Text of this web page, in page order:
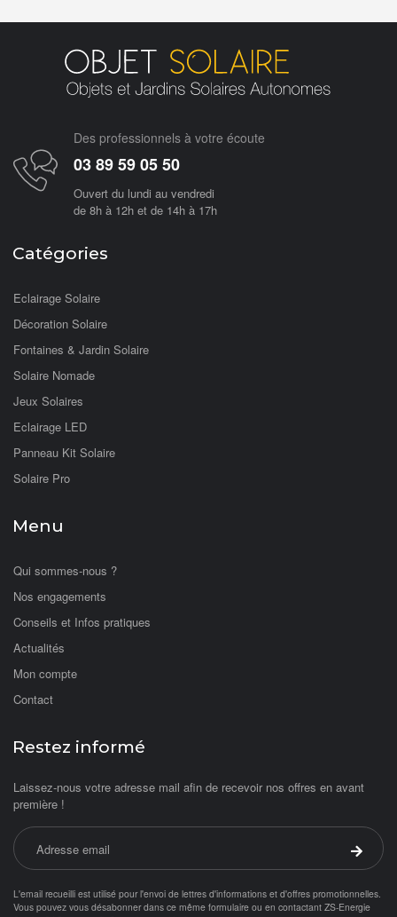
Des professionnels à votre écoute
03 89 59 05 50
Ouvert du lundi au vendredi
de 8h à 12h et de 14h à 17h
Catégories
Eclairage Solaire
Décoration Solaire
Fontaines & Jardin Solaire
Solaire Nomade
Jeux Solaires
Eclairage LED
Panneau Kit Solaire
Solaire Pro
Menu
Qui sommes-nous ?
Nos engagements
Conseils et Infos pratiques
Actualités
Mon compte
Contact
Restez informé
Laissez-nous votre adresse mail afin de recevoir nos offres en avant
première !
Adresse email
Valider
L'email recueilli est utilisé pour l'envoi de lettres d'informations et d'offres promotionnelles.
Vous pouvez vous désabonner dans ce même formulaire ou en contactant ZS-Energie